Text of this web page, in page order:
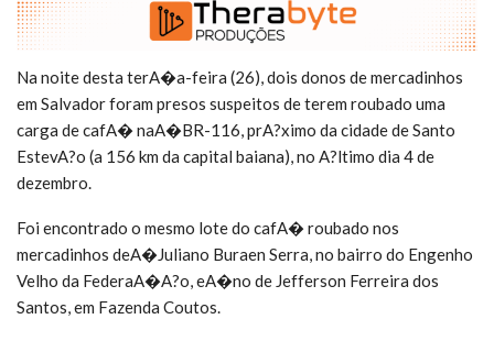
Na noite desta terA�a-feira (26), dois donos de mercadinhos
em Salvador foram presos suspeitos de terem roubado uma
carga de cafA� naA�BR-116, prA?ximo da cidade de Santo
EstevA?o (a 156 km da capital baiana), no A?ltimo dia 4 de
dezembro.
Foi encontrado o mesmo lote do cafA� roubado nos
mercadinhos deA�Juliano Buraen Serra, no bairro do Engenho
Velho da FederaA�A?o, eA�no de Jefferson Ferreira dos
Santos, em Fazenda Coutos.